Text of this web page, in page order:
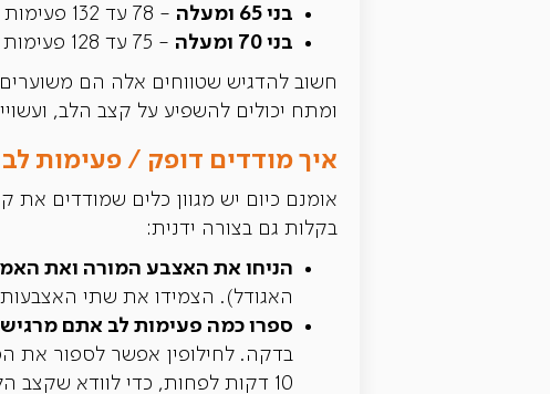
בני 65 ומעלה - 78 עד 132 פעימות בדקה.
בני 70 ומעלה
- 75 עד 128 פעימות בדקה.
חשוב להדגיש שטווחים אלה הם משוערים,
ומתח יכולים להשפיע על קצב הלב,
איך מודדים דופק / פעימות
אומנם כיום יש מגוון כלים שמודדים את
בקלות גם בצורה ידנית:
הניחו את האצבע המורה ואת
האגודל). הצמידו את שתי
ספרו כמה פעימות לב אתם מרגישים במהלך 15 שניות,
10 דקות לפחות, כדי לוודא שקצב הלב לא יופרע בשל פעילות.